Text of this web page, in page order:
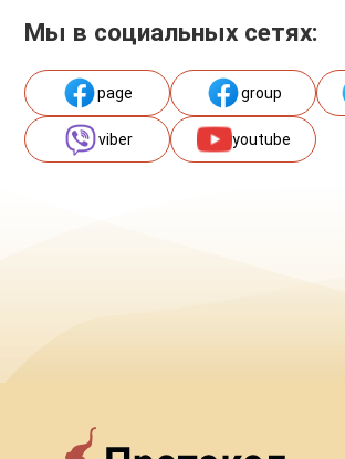
Мы в социальных сетях:
page group
viber youtube